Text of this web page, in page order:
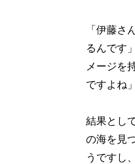
「伊藤
るんです
メージを
ですよね
結果とし
の海を見
うですし